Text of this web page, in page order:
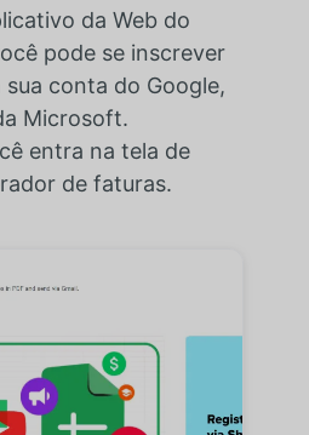
da Web do
pode se inscrever
conta do Google,
Microsoft.
entra na tela de
de faturas.